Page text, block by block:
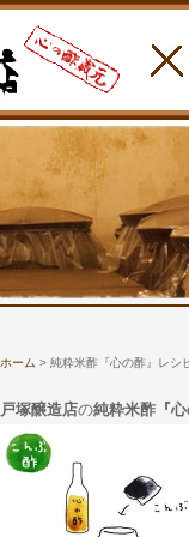
ホーム > 純粋米酢『心の酢』レシ
戸塚醸造店の純粋米酢『